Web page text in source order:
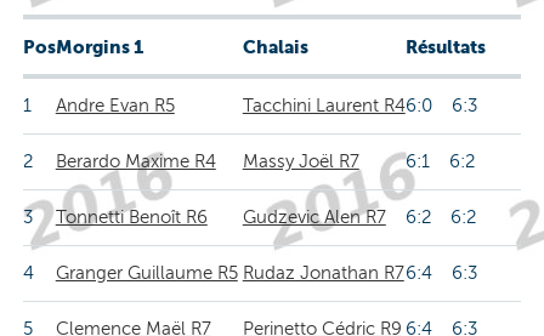
PosMorgins 1 Chalais Résultats
1 Andre Evan R5 Tacchini Laurent R46:0 6:3
2 Berardo Maxime R4 Massy Joël R7 6:1 6:2
3 Tonnetti Benoît R6 Gudzevic Alen R7 6:2 6:2
4 Granger Guillaume R5 Rudaz Jonathan R76:4 6:3
5 Clemence Maël R7 Perinetto Cédric R9 6:4 6:3